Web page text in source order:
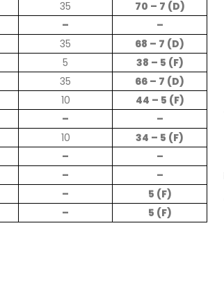
35
70 – 7 (D)
–
–
35
68 – 7 (D)
5
38 – 5 (F)
35
66 – 7 (D)
10
44 – 5 (F)
–
–
10
34 – 5 (F)
–
–
–
–
–
5 (F)
– 5 (F)
Prof. dr Esed Karić – rezultati ispita
25/07/2026